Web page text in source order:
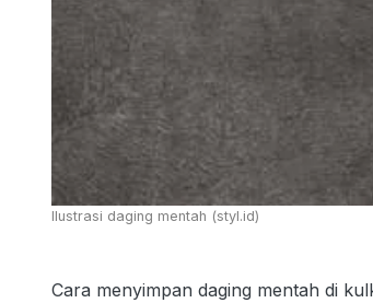
Ilustrasi daging mentah (styl.id)
Cara menyimpan daging mentah di